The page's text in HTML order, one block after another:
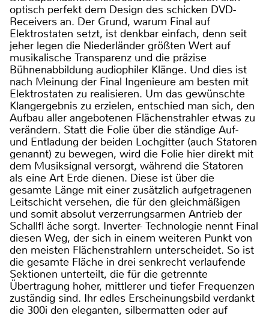
optisch perfekt dem Design des schicken DVD-
Receivers an. Der Grund, warum Final auf
Elektrostaten setzt, ist denkbar einfach, denn seit
jeher legen die Niederländer größten Wert auf
musikalische Transparenz und die präzise
Bühnenabbildung audiophiler Klänge. Und dies ist
nach Meinung der Final Ingenieure am besten mit
Elektrostaten zu realisieren. Um das gewünschte
Klangergebnis zu erzielen, entschied man sich, den
Aufbau aller angebotenen Flächenstrahler etwas zu
verändern. Statt die Folie über die ständige Auf-
und Entladung der beiden Lochgitter (auch Statoren
genannt) zu bewegen, wird die Folie hier direkt mit
dem Musiksignal versorgt, während die Statoren
als eine Art Erde dienen. Diese ist über die
gesamte Länge mit einer zusätzlich aufgetragenen
Leitschicht versehen, die für den gleichmäßigen
und somit absolut verzerrungsarmen Antrieb der
Schallfl äche sorgt. Inverter- Technologie nennt Final
diesen Weg, der sich in einem weiteren Punkt von
den meisten Flächenstrahlern unterscheidet. So ist
die gesamte Fläche in drei senkrecht verlaufende
Sektionen unterteilt, die für die getrennte
Übertragung hoher, mittlerer und tiefer Frequenzen
zuständig sind. Ihr edles Erscheinungsbild verdankt
die 300i den eleganten, silbermatten oder auf